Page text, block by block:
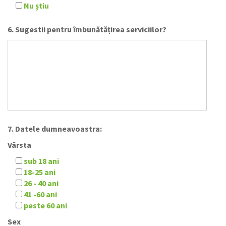
Nu știu
6. Sugestii pentru îmbunătățirea serviciilor?
7. Datele dumneavoastra:
Vârsta
sub 18 ani
18-25 ani
26 - 40 ani
41 -60 ani
peste 60 ani
Sex